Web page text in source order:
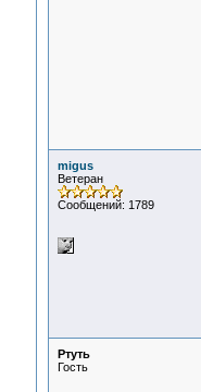
migus
Ветеран
Сообщений: 1789
Ртуть
Гость